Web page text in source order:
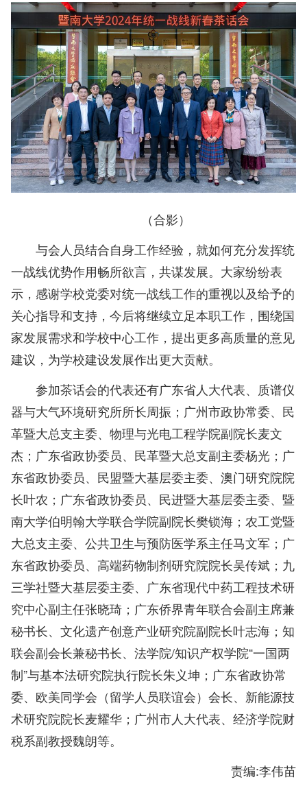
（合影）
与会人员结合自身工作经验，就如何充分发挥统
一战线优势作用畅所欲言，共谋发展。大家纷纷表
示，感谢学校党委对统一战线工作的重视以及给予的
关心指导和支持，今后将继续立足本职工作，围绕国
家发展需求和学校中心工作，提出更多高质量的意见
建议，为学校建设发展作出更大贡献。
参加茶话会的代表还有广东省人大代表、质谱仪
器与大气环境研究所所长周振；广州市政协常委、民
革暨大总支主委、物理与光电工程学院副院长麦文
杰；广东省政协委员、民革暨大总支副主委杨光；广
东省政协委员、民盟暨大基层委主委、澳门研究院院
长叶农；广东省政协委员、民进暨大基层委主委、暨
南大学伯明翰大学联合学院副院长樊锁海；农工党暨
大总支主委、公共卫生与预防医学系主任马文军；广
东省政协委员、高端药物制剂研究院院长吴传斌；九
三学社暨大基层委主委、广东省现代中药工程技术研
究中心副主任张晓琦；广东侨界青年联合会副主席兼
秘书长、文化遗产创意产业研究院副院长叶志海；知
联会副会长兼秘书长、法学院/知识产权学院“一国两
制”与基本法研究院执行院长朱义坤；广东省政协常
委、欧美同学会（留学人员联谊会）会长、新能源技
术研究院院长麦耀华；广州市人大代表、经济学院财
税系副教授魏朗等。
责编:李伟苗